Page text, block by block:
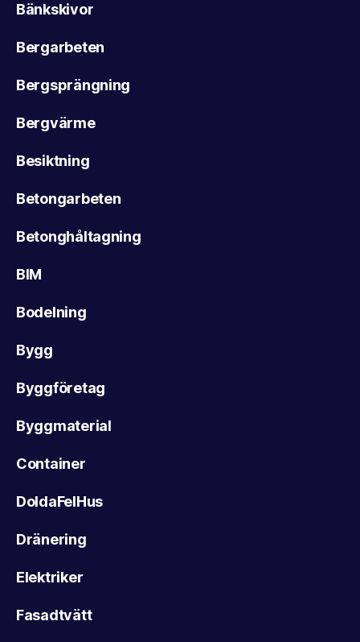
Bänkskivor
Bergarbeten
Bergsprängning
Bergvärme
Besiktning
Betongarbeten
Betonghåltagning
BIM
Bodelning
Bygg
Byggföretag
Byggmaterial
Container
DoldaFelHus
Dränering
Elektriker
Fasadtvätt